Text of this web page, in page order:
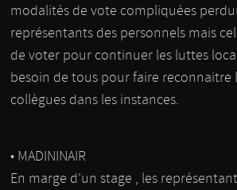
modalités de vote compliquées
représentants des personnels mais
de voter pour continuer les luttes
besoin de tous pour faire reconnaitre
collègues dans les instances.
• MADININAIR
En marge d’un stage , les